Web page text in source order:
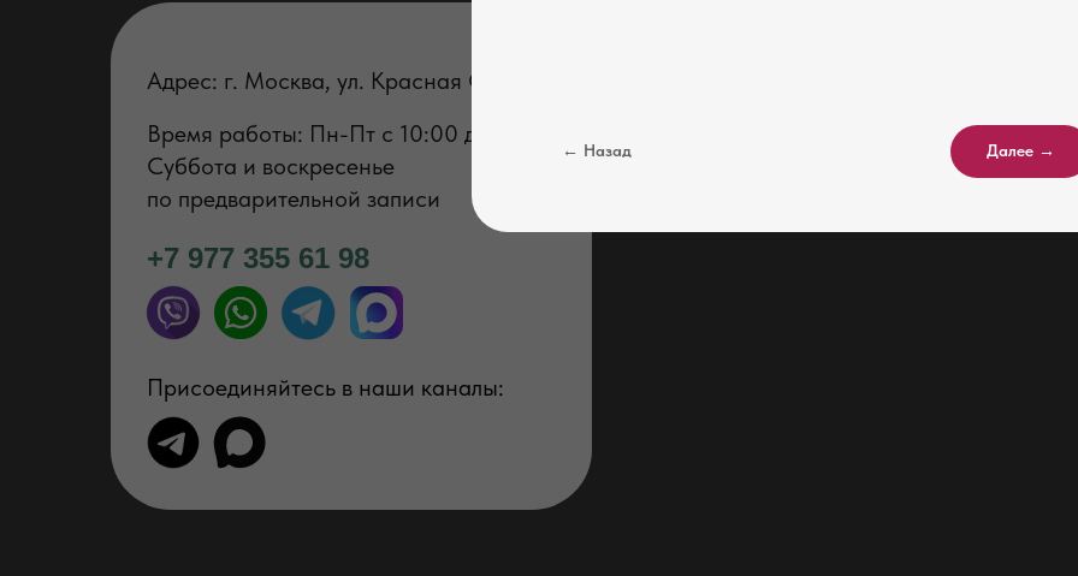
Адрес: г. Москва, ул. Красная Сосна, 3
+7 977 355 61 98
Время работы: Пн-Пт с 1 0:00 до 19:00
Суббота и воскресенье
по предварительной записи
Присоединяйтесь в наши каналы:
← Назад Далее →